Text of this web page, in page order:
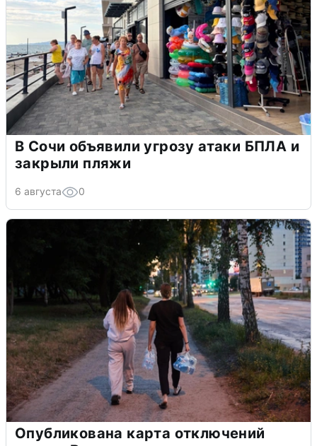
В Сочи объявили угрозу атаки БПЛА и
закрыли пляжи
6 августа 0
Опубликована карта отключений